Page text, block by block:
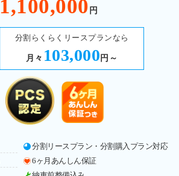
1,100,000 円
分割らくらくリースプランなら
月々 103,000 円～
分割リースプラン・分割購入プラン対応
6ヶ月あんしん保証